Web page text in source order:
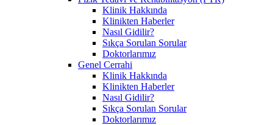
Klinik Hakkında
Klinikten Haberler
Nasıl Gidilir?
Sıkça Sorulan Sorular
Doktorlarımız
Genel Cerrahi
Klinik Hakkında
Klinikten Haberler
Nasıl Gidilir?
Sıkça Sorulan Sorular
Doktorlarımız